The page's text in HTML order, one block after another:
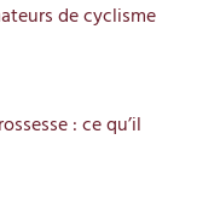
de cyclisme
: ce qu’il